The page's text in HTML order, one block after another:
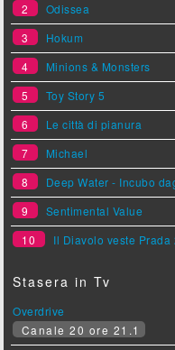
2
Odissea
3
Hokum
4
Minions & Monsters
5
Toy Story 5
6
Le città di pianura
7
Michael
8
Deep Water - Incubo
9
Sentimental Value
10
Il Diavolo veste Prada
Stasera in Tv
Overdrive
Canale 20 ore 21.1